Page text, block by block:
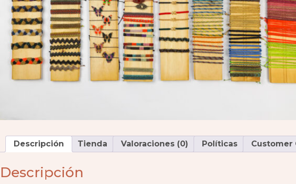
Descripción Tienda Valoraciones (0) Políticas Customer
Descripción